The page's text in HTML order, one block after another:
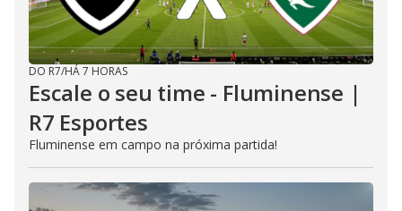
DO R7/HÁ 7 HORAS
Escale o seu time - Fluminense |
R7 Esportes
Fluminense em campo na próxima partida!